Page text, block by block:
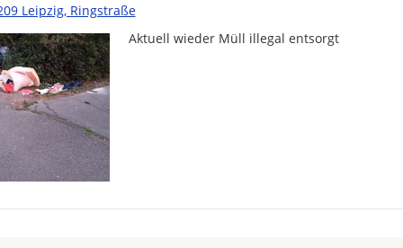
Leipzig, Ringstraße
Aktuell wieder Müll illegal entsorgt